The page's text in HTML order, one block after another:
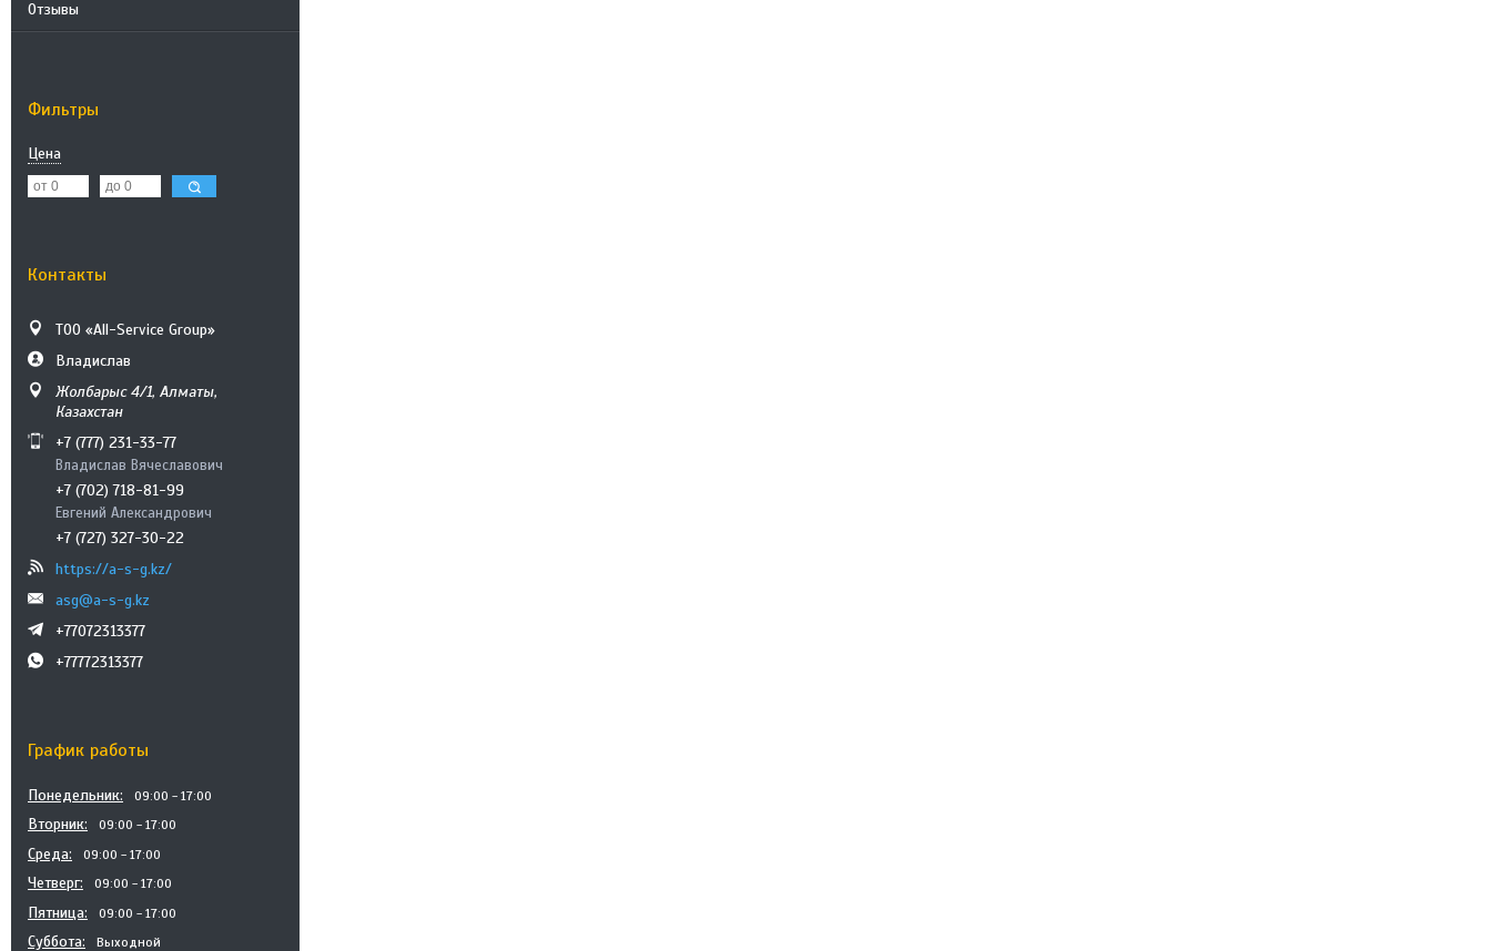
Отзывы
Фильтры
Цена
Контакты
ТОО «All-Service Group»
Владислав
Жолбарыс 4/1, Алматы,
Казахстан
+7 (777) 231-33-77
Владислав Вячеславович
+7 (702) 718-81-99
Евгений Александрович
+7 (727) 327-30-22
https://a-s-g.kz/
asg@a-s-g.kz
+77072313377
+77772313377
График работы
Понедельник 09:00 17:00
Вторник 09:00 17:00
Среда 09:00 17:00
Четверг 09:00 17:00
Пятница 09:00 17:00
Суббота Выходной